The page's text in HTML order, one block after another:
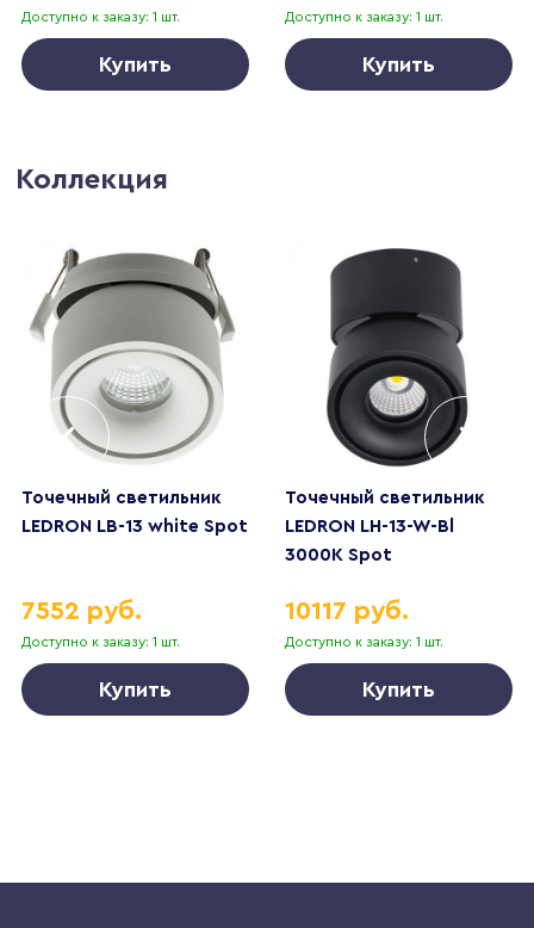
Доступно к заказу: 1 шт.
Купить
Доступно к заказу: 1 шт.
Купить
Коллекция
Точечный светильник
LEDRON LB-13 white Spot
Доступно к заказу: 1 шт.
7552 руб.
Купить
Точечный светильник
LEDRON LH-13-W-Bl
3000K Spot
Доступно к заказу: 1 шт.
10117 руб.
Купить